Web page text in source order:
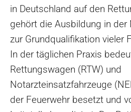
in Deutschland auf den
gehört die Ausbildung in
zur Grundqualifikation vieler
In der täglichen Praxis
Rettungswagen (RTW) und
Notarzteinsatzfahrzeuge
der Feuerwehr besetzt und